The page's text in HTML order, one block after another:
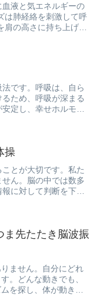
液と気エネルギーの
は肺経絡を刺激して呼
の高さに持ち上げ、
です。呼吸は、自ら
ため、呼吸が深まる
定し、幸せホルモン
操
とが大切です。私た
ん。脳の中では数多
に対して判断を下す
ま先たたき脳波振
ません。自分にどれ
。どんな動きでも、
を探し、体が動きた